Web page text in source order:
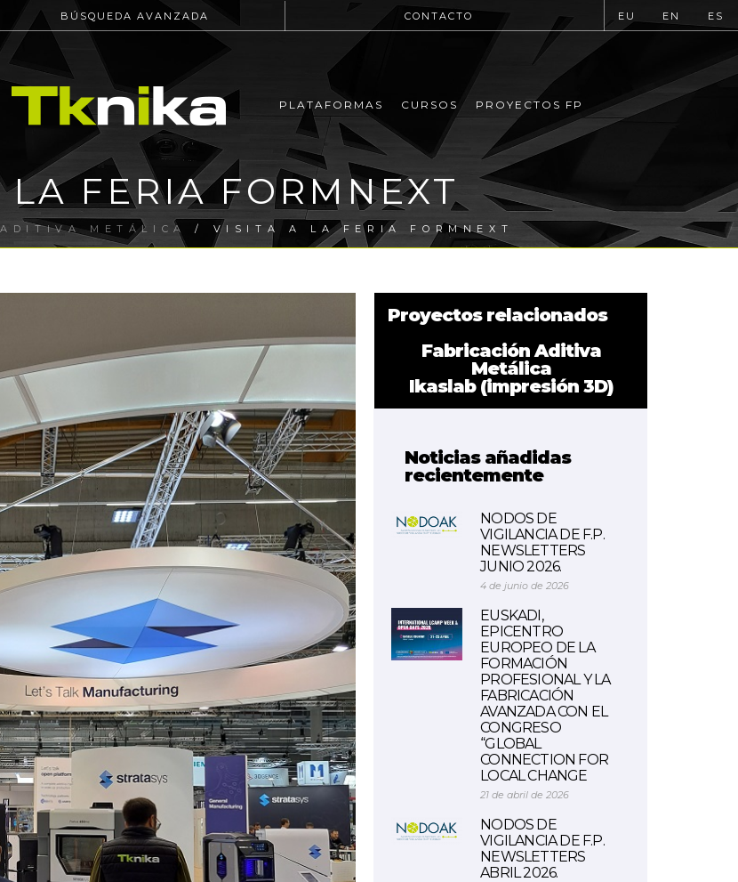
BÚSQUEDA AVANZADA CONTACTO EU EN ES
PLATAFORMAS CURSOS PROYECTOS FP
FERIA FORMNEXT
METÁLICA / VISITA A LA FERIA FORMNEXT
Proyectos relacionados
Fabricación Aditiva
Metálica
Ikaslab (impresión 3D)
Noticias añadidas
recientemente
NODOS DE
VIGILANCIA DE F.P.
NEWSLETTERS
JUNIO 2026.
4 de junio de 2026
EUSKADI,
EPICENTRO
EUROPEO DE LA
FORMACIÓN
PROFESIONAL Y LA
FABRICACIÓN
AVANZADA CON EL
CONGRESO
“GLOBAL
CONNECTION FOR
LOCAL CHANGE
21 de abril de 2026
NODOS DE
VIGILANCIA DE F.P.
NEWSLETTERS
ABRIL 2026.